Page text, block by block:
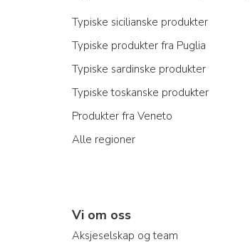
Typiske sicilianske produkter
Typiske produkter fra Puglia
Typiske sardinske produkter
Typiske toskanske produkter
Produkter fra Veneto
Alle regioner
Vi om oss
Aksjeselskap og team